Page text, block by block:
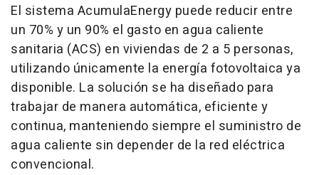
El sistema AcumulaEnergy puede reducir entre
un 70% y un 90% el gasto en agua caliente
sanitaria (ACS) en viviendas de 2 a 5 personas,
utilizando únicamente la energía fotovoltaica ya
disponible. La solución se ha diseñado para
trabajar de manera automática, eficiente y
continua, manteniendo siempre el suministro de
agua caliente sin depender de la red eléctrica
convencional.